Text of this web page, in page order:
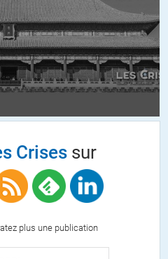
de la population » contre les
qui serait moins énervée si sa
de la paix » qui se
contre les agressions.
» (nom donné par les fauxcialistes)
protéger les fesses de ces
« rétablir l’ordre » et de « sauver
Crisessur
plus une publication